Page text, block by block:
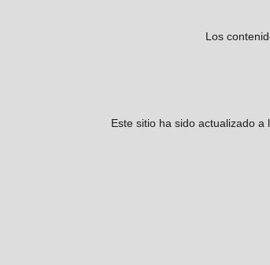
Los
Este sitio ha sido actualizado